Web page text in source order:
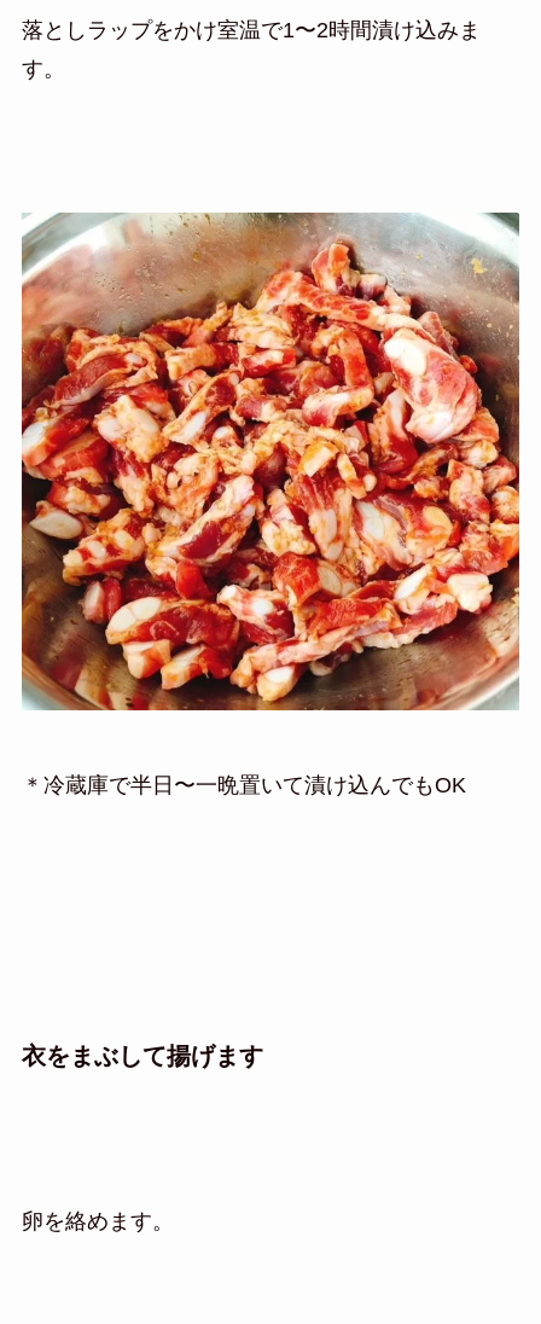
落としラップをかけ室温で1〜2時間漬け込みま
す。
＊冷蔵庫で半日〜一晩置いて漬け込んでもOK
衣をまぶして揚げます
卵を絡めます。